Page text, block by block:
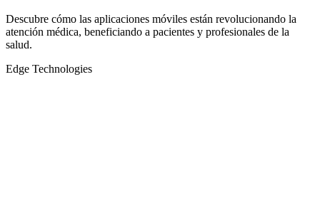
Descubre cómo las aplicaciones móviles están revolucionando la
atención médica, beneficiando a pacientes y profesionales de la
salud.
Edge Technologies